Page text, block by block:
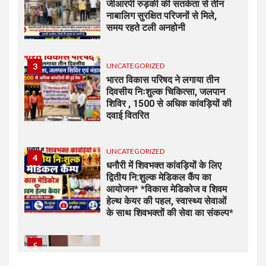
जीआरपी रुड़की की सतर्कता से तीन
नाबालिग सुरक्षित परिजनों से मिले,
समय रहते टली अनहोनी
3 UNCATEGORIZED
भारत विकास परिषद ने लगाया तीन
दिवसीय निःशुल्क चिकित्सा, जलपान
शिविर , 1500 से अधिक कांवड़ियों की
दवाई वितरित
4
UNCATEGORIZED
धनौरी में शिवभक्त कांवड़ियों के लिए
द्वितीय नि:शुल्क मेडिकल कैंप का
आयोजन* *विकास मेडिकोज व शिवम
हेल्थ केयर की पहल, स्वास्थ्य सेवाओं
के साथ शिवभक्तों की सेवा का संकल्प*
5